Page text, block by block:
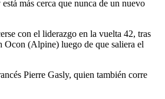
más cerca que nunca de un nuevo
con el liderazgo en la vuelta 42, tras
Ocon (Alpine) luego de que saliera el
Pierre Gasly, quien también corre